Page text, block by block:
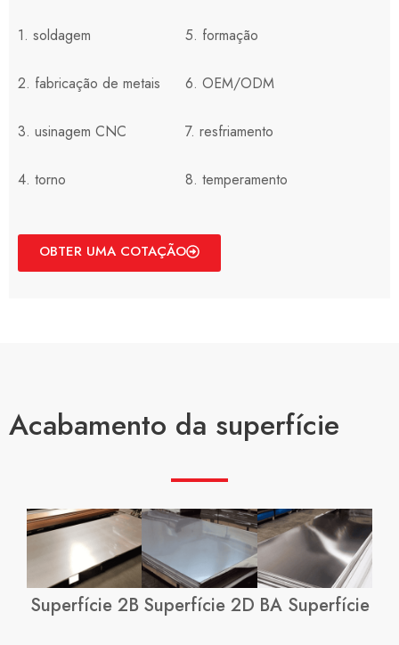
1. soldagem
2. fabricação de metais
3. usinagem CNC
4. torno
5. formação
6. OEM/ODM
7. resfriamento
8. temperamento
OBTER UMA COTAÇÃO
Acabamento da superfície
Superfície 2B Superfície 2D BA Superfície